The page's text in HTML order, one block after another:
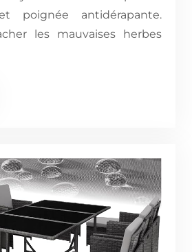
poignée antidérapante.
les mauvaises herbes